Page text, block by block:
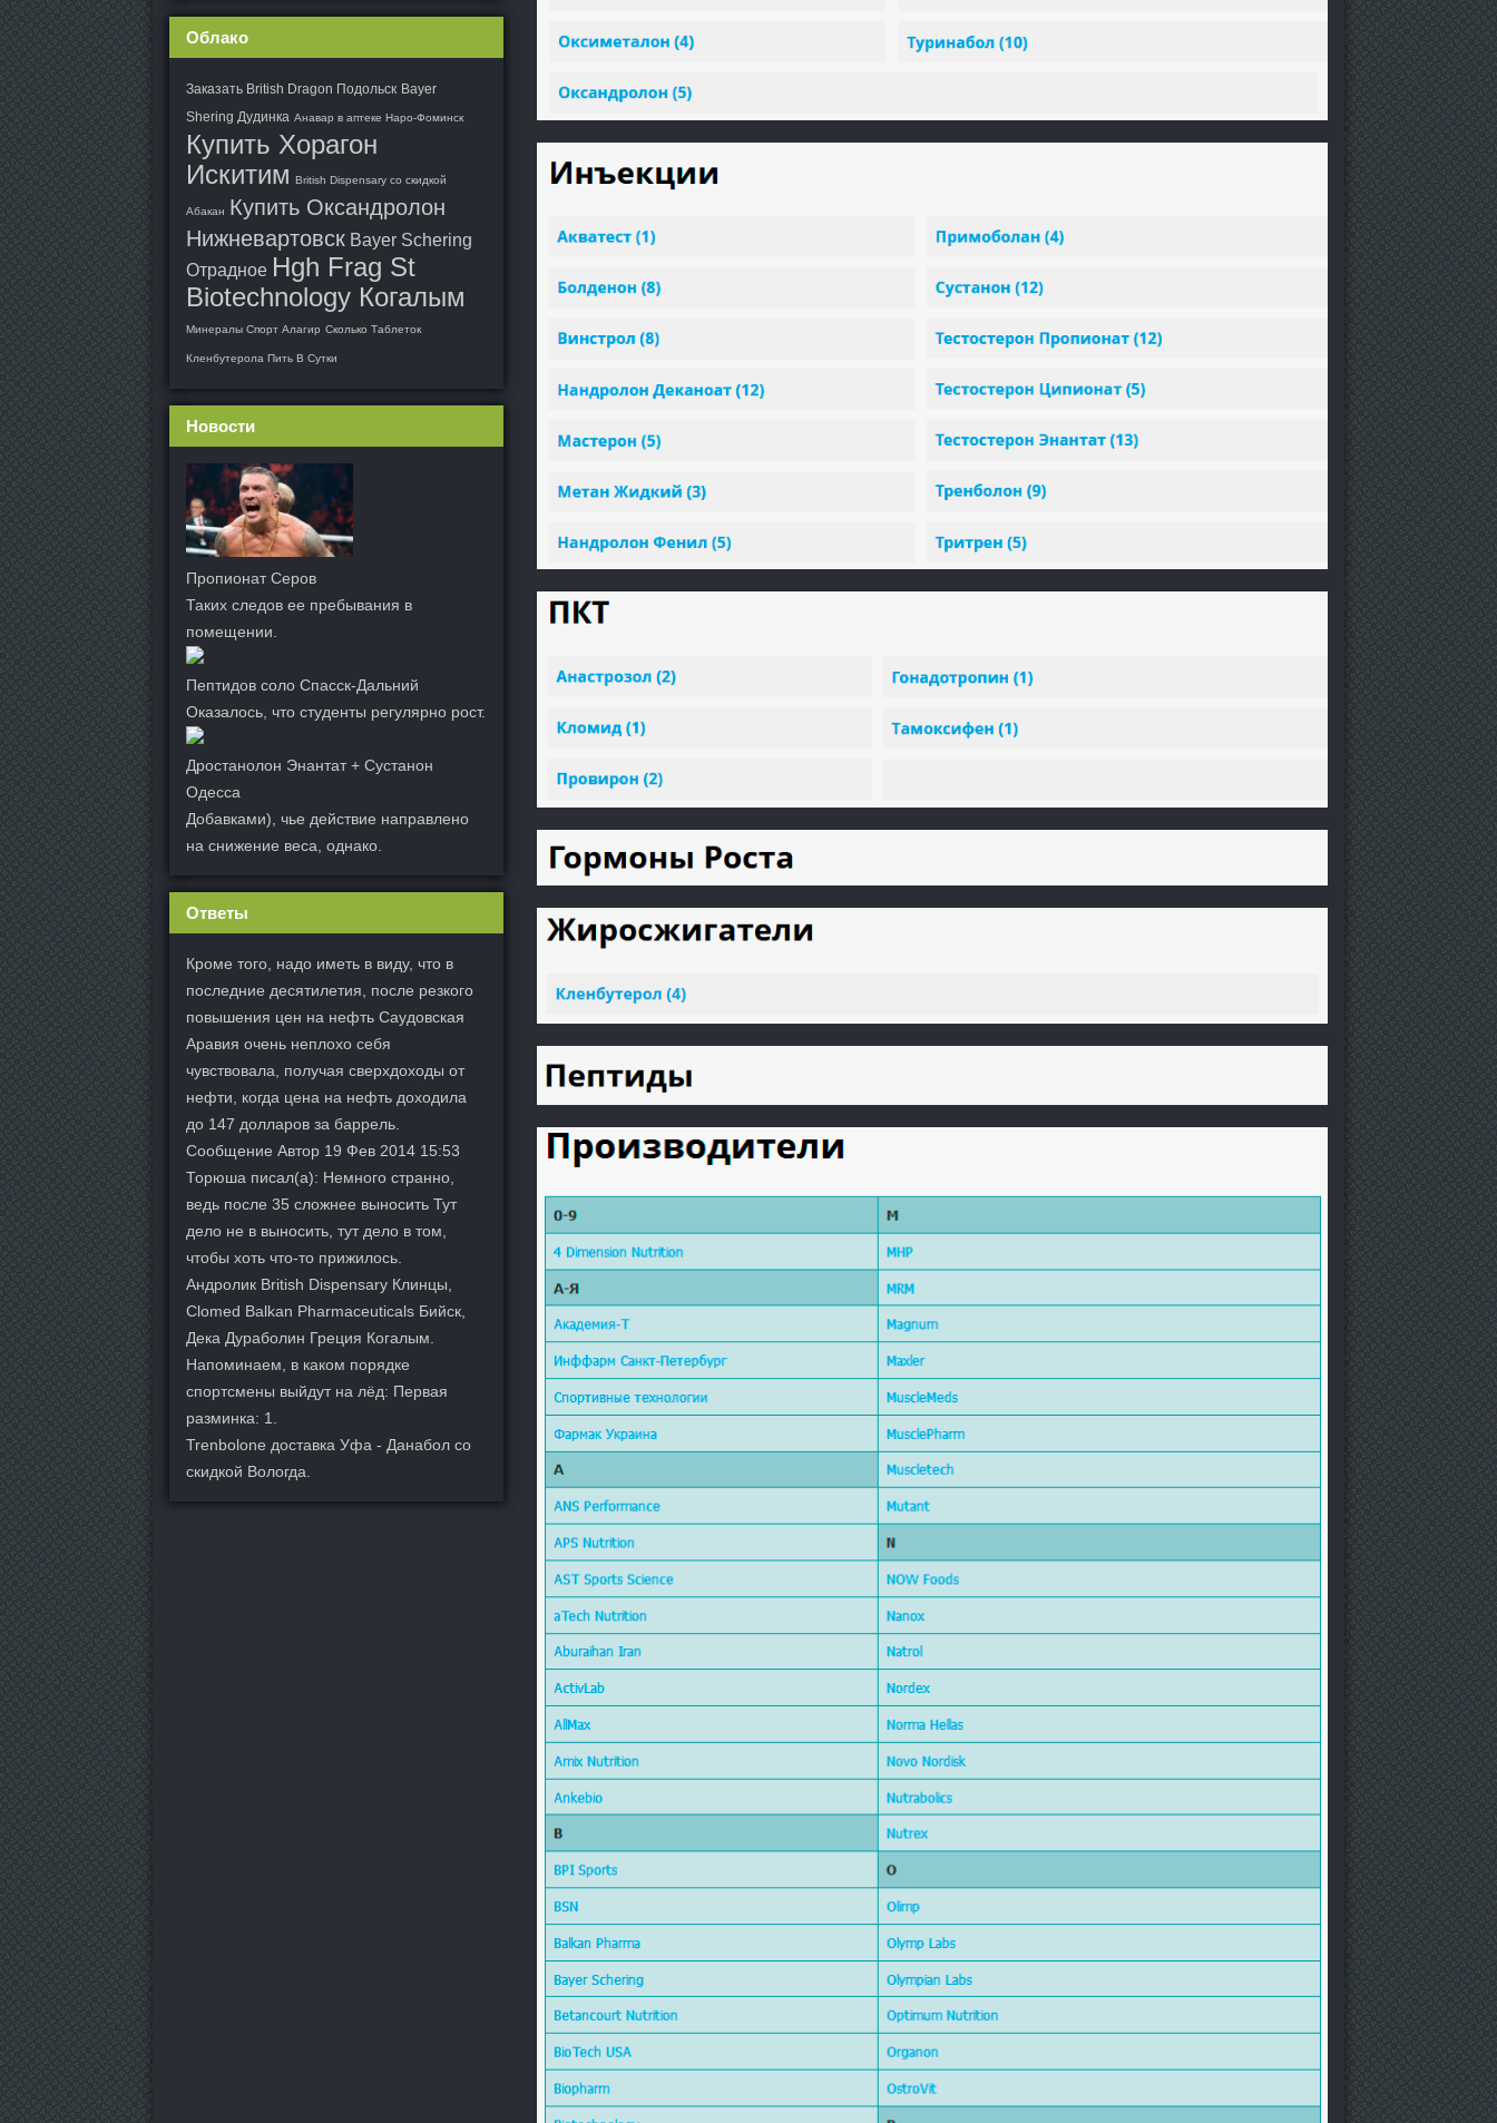
Облако
Заказать British Dragon Подольск Bayer
Shering Дудинка Анавар в аптеке Наро-Фоминск
Купить Хорагон
Искитим British Dispensary со скидкой
Абакан Купить Оксандролон
Нижневартовск Bayer Schering
Отрадное Hgh Frag St
Biotechnology Когалым
Минералы Спорт Алагир Сколько Таблеток
Кленбутерола Пить В Сутки
Новости
Пропионат Серов
Таких следов ее пребывания в
помещении.
Пептидов соло Спасск-Дальний
Оказалось, что студенты регулярно рост.
Дростанолон Энантат + Сустанон
Одесса
Добавками), чье действие направлено
на снижение веса, однако.
Ответы
Кроме того, надо иметь в виду, что в
последние десятилетия, после резкого
повышения цен на нефть Саудовская
Аравия очень неплохо себя
чувствовала, получая сверхдоходы от
нефти, когда цена на нефть доходила
до 147 долларов за баррель.
Сообщение Автор 19 Фев 2014 15:53
Торюша писал(а): Немного странно,
ведь после 35 сложнее выносить Тут
дело не в выносить, тут дело в том,
чтобы хоть что-то прижилось.
Андролик British Dispensary Клинцы,
Clomed Balkan Pharmaceuticals Бийск,
Дека Дураболин Греция Когалым.
Напоминаем, в каком порядке
спортсмены выйдут на лёд: Первая
разминка: 1.
Trenbolone доставка Уфа - Данабол со
скидкой Вологда.